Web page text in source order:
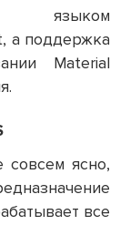
языком
а поддержка
Material
совсем ясно,
все